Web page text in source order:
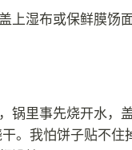
上湿布或保鲜膜饧面
锅里事先烧开水，
。我怕饼子贴不住